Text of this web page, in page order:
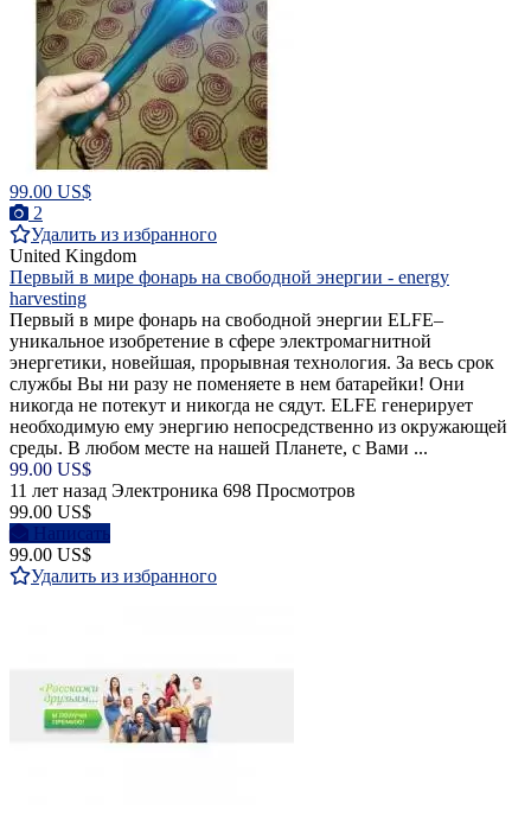
99.00 US$
2
Удалить из избранного
United Kingdom
Первый в мире фонарь на свободной энергии - energy
harvesting
Первый в мире фонарь на свободной энергии ELFE–
уникальное изобретение в сфере электромагнитной
энергетики, новейшая, прорывная технология. За весь срок
службы Вы ни разу не поменяете в нем батарейки! Они
никогда не потекут и никогда не сядут. ELFE генерирует
необходимую ему энергию непосредственно из окружающей
среды. В любом месте на нашей Планете, с Вами ...
99.00 US$
11 лет назад Электроника 698 Просмотров
99.00 US$
Написать
99.00 US$
Удалить из избранного